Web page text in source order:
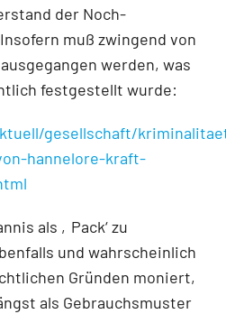
der Noch-
muß zwingend von
werden, was
festgestellt wurde:
gesellschaft/
hannelore-kraft-
als ‚Pack‘ zu
und wahrscheinlich
Gründen moniert,
als Gebrauchsmuster